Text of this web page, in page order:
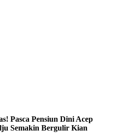
Pasca Pensiun Dini Acep
Semakin Bergulir Kian